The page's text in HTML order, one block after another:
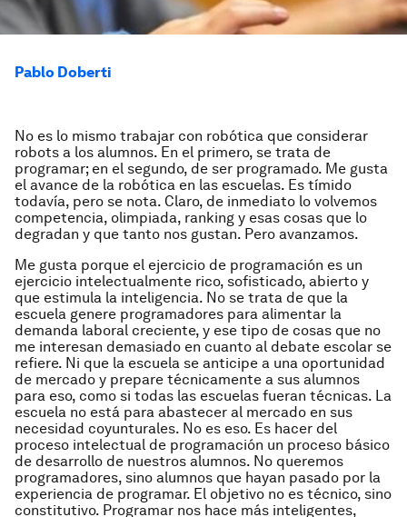
Pablo Doberti
No es lo mismo trabajar con robótica que considerar
robots a los alumnos. En el primero, se trata de
programar; en el segundo, de ser programado. Me gusta
el avance de la robótica en las escuelas. Es tímido
todavía, pero se nota. Claro, de inmediato lo volvemos
competencia, olimpiada, ranking y esas cosas que lo
degradan y que tanto nos gustan. Pero avanzamos.
Me gusta porque el ejercicio de programación es un
ejercicio intelectualmente rico, sofisticado, abierto y
que estimula la inteligencia. No se trata de que la
escuela genere programadores para alimentar la
demanda laboral creciente, y ese tipo de cosas que no
me interesan demasiado en cuanto al debate escolar se
refiere. Ni que la escuela se anticipe a una oportunidad
de mercado y prepare técnicamente a sus alumnos
para eso, como si todas las escuelas fueran técnicas. La
escuela no está para abastecer al mercado en sus
necesidad coyunturales. No es eso. Es hacer del
proceso intelectual de programación un proceso básico
de desarrollo de nuestros alumnos. No queremos
programadores, sino alumnos que hayan pasado por la
experiencia de programar. El objetivo no es técnico, sino
constitutivo. Programar nos hace más inteligentes,